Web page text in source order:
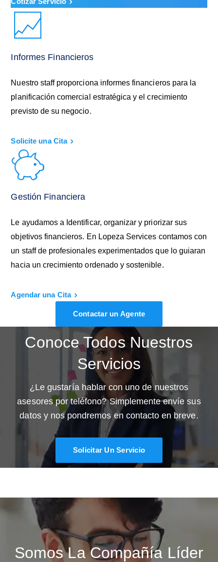
Informes Financieros
Nuestro staff proporciona informes financieros para la
planificación comercial estratégica y el crecimiento
previsto de su negocio.
Solicite una Cita
Gestión Financiera
Le ayudamos a Identificar, organizar y priorizar sus
objetivos financieros. En Lopeza Services contamos con
un staff de profesionales experimentados que lo guiaran
hacia un crecimiento ordenado y sostenible.
Agendar una Cita
Contactar un Agente
Conoce Todos Nuestros
Servicios
¿Le gustaría hablar con uno de nuestros
asesores por teléfono? Simplemente envíe sus
datos y nos pondremos en contacto en breve.
Solicitar Un Servicio
Somos La Compañía Líder